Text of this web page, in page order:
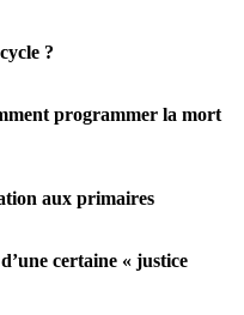
?
programmer la mort
aux primaires
certaine « justice